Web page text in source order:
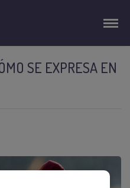
SE EXPRESA EN